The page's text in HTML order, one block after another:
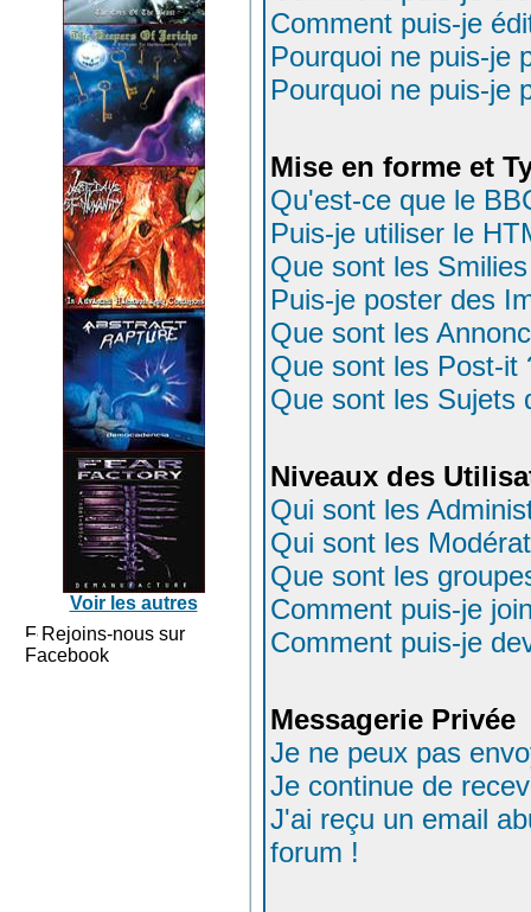
Voir les autres
Rejoins-nous sur
Facebook
Comment puis-je
Pourquoi ne puis-je
Pourquoi ne puis-je
Mise en forme et
Qu'est-ce que le
Puis-je utiliser le
Que sont les
Puis-je poster des
Que sont les
Que sont les Post-it
Que sont les Sujets
Niveaux des
Qui sont les
Qui sont les
Que sont les
Comment puis-je
Comment puis-je
Messagerie Privée
Je ne peux pas
Je continue de
J'ai reçu un email
forum !